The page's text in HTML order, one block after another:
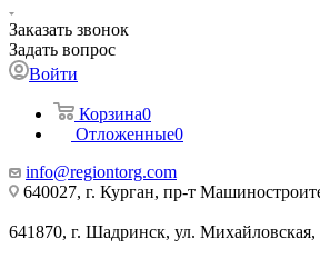
Заказать звонок
Задать вопрос
Войти
Корзина0
Отложенные0
info@regiontorg.com
640027, г. Курган, пр-т
641870, г. Шадринск, ул. Михайловская,